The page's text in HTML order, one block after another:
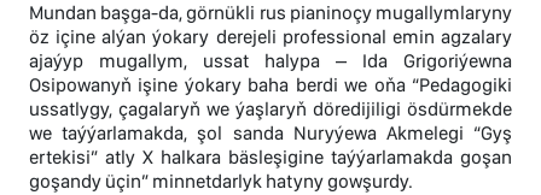
Mundan başga-da, görnükli rus pianinoçy mugallymlaryny
öz içine alýan ýokary derejeli professional emin agzalary
ajaýyp mugallym, ussat halypa – Ida Grigoriýewna
Osipowanyň işine ýokary baha berdi we oňa “Pedagogiki
ussatlygy, çagalaryň we ýaşlaryň döredijiligi ösdürmekde
we taýýarlamakda, şol sanda Nuryýewa Akmelegi “Gyş
ertekisi” atly X halkara bäsleşigine taýýarlamakda goşan
goşandy üçin” minnetdarlyk hatyny gowşurdy.